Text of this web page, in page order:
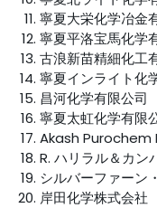
寧夏大栄化学冶金
寧夏平洛宝馬化学
古浪新苗精細化工
寧夏インライト化
昌河化学有限公司
寧夏太虹化学有限
Akash
R. ハリラル＆カン
シルバーファーン
岸田化学株式会社